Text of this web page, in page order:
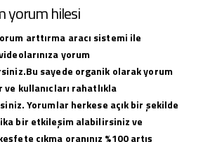
yorum hilesi
arttırma aracı sistemi ile
yorum
sayede organik olarak yorum
ve kullanıcları rahatlıkla
Yorumlar herkese açık bir şekilde
bir etkileşim alabilirsiniz ve
çıkma oranınız %100 artış